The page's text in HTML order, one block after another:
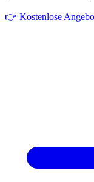
👉 Kostenlose